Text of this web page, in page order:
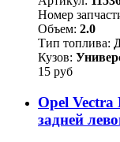
Номер
Объем: 2.0
Тип топлива:
Кузов:
15 руб
Opel
задней